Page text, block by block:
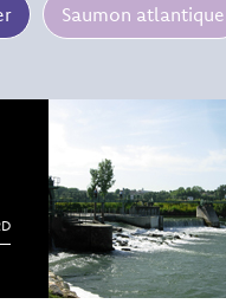
Saumon atlantique